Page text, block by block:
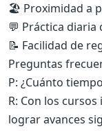
🏖️ Proximidad a
💬 Práctica diaria
📝 Facilidad de
Preguntas
P: ¿Cuánto
R: Con los
lograr avances